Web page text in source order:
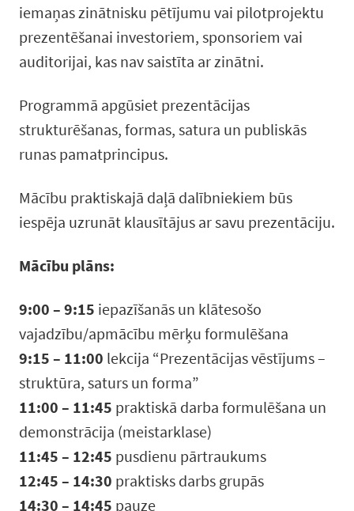
iemaņas zinātnisku pētījumu vai pilotprojektu
prezentēšanai investoriem, sponsoriem vai
auditorijai, kas nav saistīta ar zinātni.
Programmā apgūsiet prezentācijas
strukturēšanas, formas, satura un publiskās
runas pamatprincipus.
Mācību praktiskajā daļā dalībniekiem būs
iespēja uzrunāt klausītājus ar savu prezentāciju.
Mācību plāns:
9:00 – 9:15 iepazīšanās un klātesošo
vajadzību/apmācību mērķu formulēšana
9:15 – 11:00 lekcija “Prezentācijas vēstījums –
struktūra, saturs un forma”
11:00 – 11:45 praktiskā darba formulēšana un
demonstrācija (meistarklase)
11:45 – 12:45 pusdienu pārtraukums
12:45 – 14:30 praktisks darbs grupās
14:30 – 14:45 pauze